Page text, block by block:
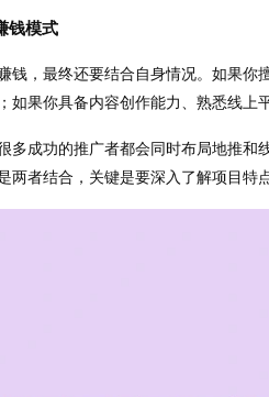
钱模式
钱，最终还要结合自身情况。如果
如果你具备内容创作能力、熟悉线上
多成功的推广者都会同时布局地推和
两者结合，关键是要深入了解项目特